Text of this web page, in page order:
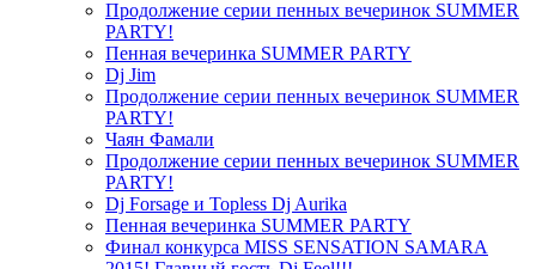
Продолжение серии пенных вечеринок SUMMER
PARTY!
Пенная вечеринка SUMMER PARTY
Dj Jim
Продолжение серии пенных вечеринок SUMMER
PARTY!
Чаян Фамали
Продолжение серии пенных вечеринок SUMMER
PARTY!
Dj Forsage и Topless Dj Aurika
Пенная вечеринка SUMMER PARTY
Финал конкурса MISS SENSATION SAMARA